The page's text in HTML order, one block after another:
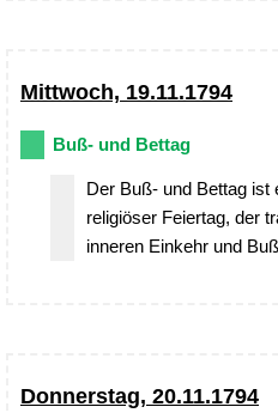
Mittwoch, 19.11.1794
Buß- und Bettag
Der Buß- und Bettag ist
religiöser Feiertag, der
inneren Einkehr und
Donnerstag, 20.11.1794